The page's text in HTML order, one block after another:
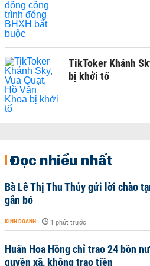
TikToker Khánh
bị khởi tố
Đọc nhiều nhất
Bà Lê Thị Thu Thủy gửi lời chào
gắn bó
KINH DOANH - 1 phút trước
Huấn Hoa Hồng chỉ trao 24 bồn
quyền xã, không trao tiền